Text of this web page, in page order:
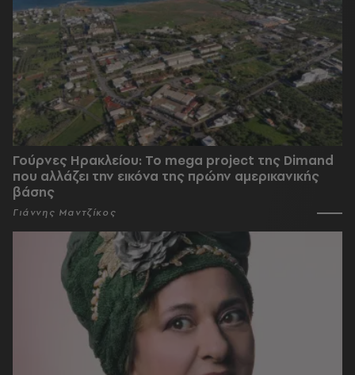
Γούρνες Ηρακλείου: To mega project της Dimand
που αλλάζει την εικόνα της πρώην αμερικανικής
βάσης
Γιάννης Μαντζίκος